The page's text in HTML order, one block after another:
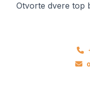
Otvorte dvere top